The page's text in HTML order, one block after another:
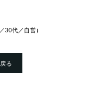
30代／自営）
る